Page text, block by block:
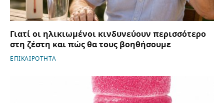
Γιατί οι ηλικιωμένοι κινδυνεύουν περισσότερο
στη ζέστη και πώς θα τους βοηθήσουμε
ΕΠΙΚΑΙΡΟΤΗΤΑ